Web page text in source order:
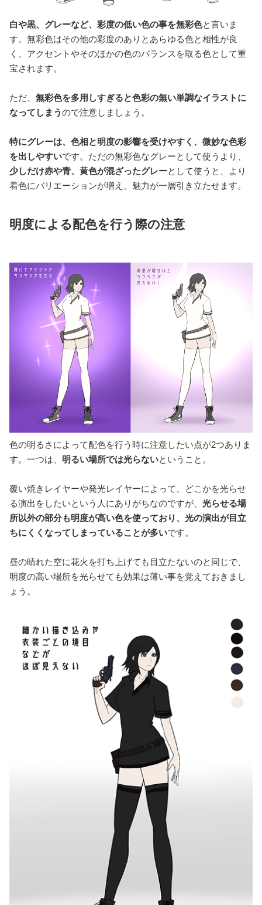
白や黒、グレーなど、彩度の低い色の事を無彩色と言いま
す。無彩色はその他の彩度のありとあらゆる色と相性が良
く、アクセントやそのほかの色のバランスを取る色として重
宝されます。
ただ、 無彩色を多用しすぎると色彩の無い単調なイラストに
なってしまうので注意しましょう。
特にグレーは、色相と明度の影響を受けやすく、微妙な色彩
を出しやすいです。ただの無彩色なグレーとして使うより、
少しだけ赤や青、黄色が混ざったグレーとして使うと、より
着色にバリエーションが増え、魅力が一層引き立たせます。
明度による配色を行う際の注意
色の明るさによって配色を行う時に注意したい点が2つありま
す。一つは、 明るい場所では光らないということ。
覆い焼きレイヤーや発光レイヤーによって、どこかを光らせ
る演出をしたいという人にありがちなのですが、 光らせる場
所以外の部分も明度が高い色を使っており、光の演出が目立
ちにくくなってしまっていることが多いです。
昼の晴れた空に花火を打ち上げても目立たないのと同じで、
明度の高い場所を光らせても効果は薄い事を覚えておきまし
ょう。